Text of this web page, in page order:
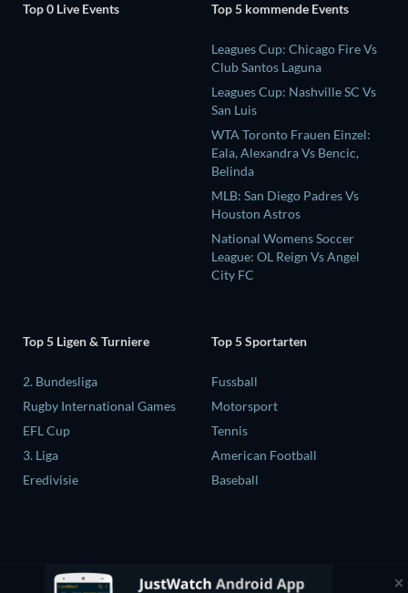
Top 0 Live Events Top 5 kommende Events
Leagues Cup: Chicago Fire Vs
Club Santos Laguna
Leagues Cup: Nashville SC Vs
San Luis
WTA Toronto Frauen Einzel:
Eala, Alexandra Vs Bencic,
Belinda
MLB: San Diego Padres Vs
Houston Astros
National Womens Soccer
League: OL Reign Vs Angel
City FC
Top 5 Ligen & Turniere
2. Bundesliga
Rugby International Games
EFL Cup
3. Liga
Eredivisie
Top 5 Sportarten
Fussball
Motorsport
Tennis
American Football
Baseball